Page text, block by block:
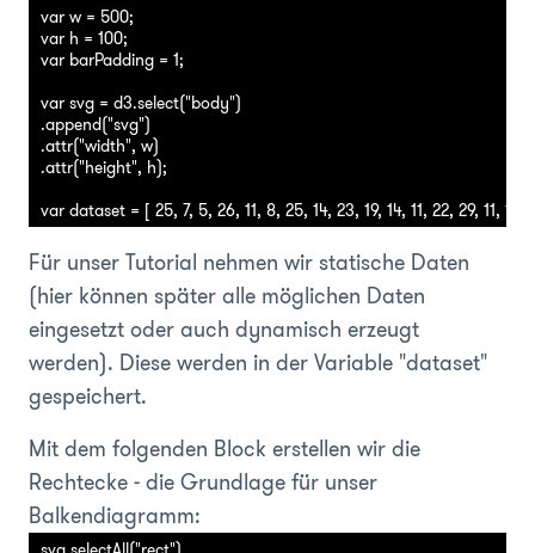
var w = 500;
var h = 100;
var barPadding = 1;
var svg = d3.select("body")
.append("svg")
.attr("width", w)
.attr("height", h);
Für unser Tutorial nehmen wir statische Daten
(hier können später alle möglichen Daten
eingesetzt oder auch dynamisch erzeugt
werden). Diese werden in der Variable "dataset"
gespeichert.
Mit dem folgenden Block erstellen wir die
Rechtecke - die Grundlage für unser
Balkendiagramm: